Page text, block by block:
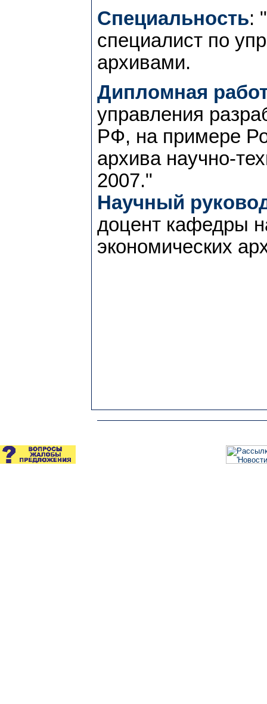
Специальность:
специалист по
архивами.
Дипломная
управления
РФ, на примере
архива научно-
2007."
Научный
доцент кафедры
экономических